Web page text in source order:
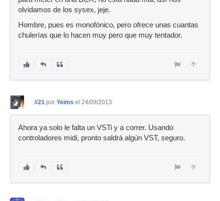
olvidamos de los sysex, jeje.
Hombre, pues es monofónico, pero ofrece unas cuantas
chulerías que lo hacen muy pero que muy tentador.
#21 por Yeims el 24/09/2013
Ahora ya solo le falta un VSTi y a correr. Usando
controladores midi, pronto saldrá algún VST, seguro.